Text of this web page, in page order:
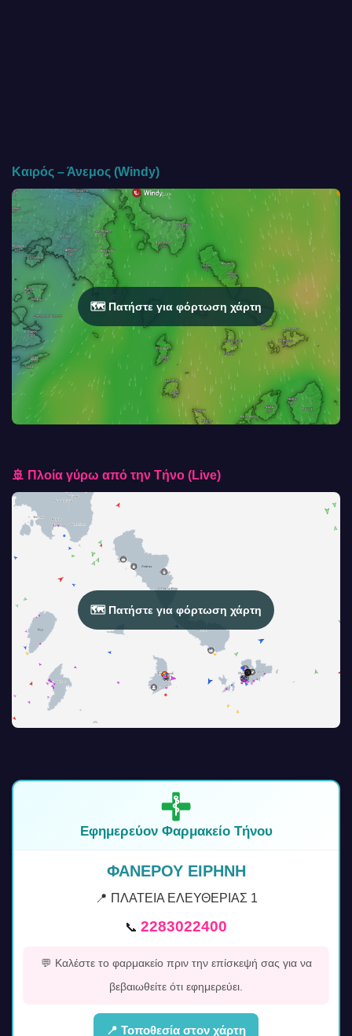
Καιρός – Άνεμος (Windy)
🗺️ Πατήστε για φόρτωση χάρτη
🚢 Πλοία γύρω από την Τήνο (Live)
🗺️ Πατήστε για φόρτωση χάρτη
Εφημερεύον Φαρμακείο Τήνου
ΦΑΝΕΡΟΥ ΕΙΡΗΝΗ
📍 ΠΛΑΤΕΙΑ ΕΛΕΥΘΕΡΙΑΣ 1
📞 2283022400
💬 Καλέστε το φαρμακείο πριν την επίσκεψή σας για να
βεβαιωθείτε ότι εφημερεύει.
📍 Τοποθεσία στον χάρτη